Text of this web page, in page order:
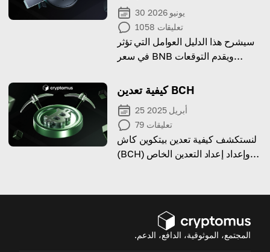
30 يونيو 2026
1058 تعليقات
سيشرح هذا الدليل العوامل التي تؤثر
في سعر BNB ويقدم التوقعات
كيفية تعدين BCH
25 أبريل 2025
79 تعليقات
لنستكشف كيفية تعدين بيتكوين كاش
(BCH) وإعداد إعداد التعدين الخاص
المجتمع، الموثوقية، الدافع، الدعم.